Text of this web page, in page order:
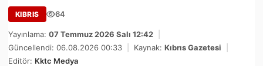
KIBRIS 64
Yayınlama: 07 Temmuz 2026 Salı 12:42
Güncellendi: 06.08.2026 00:33
Kaynak: Kıbrıs Gazetesi
Editör: Kktc Medya